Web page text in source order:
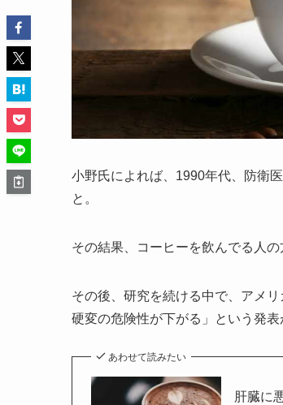
小野氏によれば、1990年代、防衛
と。
その結果、コーヒーを飲んでる人
その後、研究を続ける中で、アメ
硬変の危険性が下がる」という発
あわせて読みたい
肝臓に